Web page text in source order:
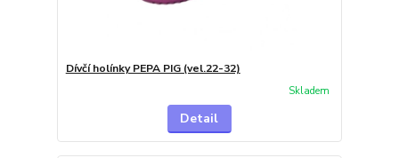
Dívčí holínky PEPA PIG (vel.22-32)
Skladem
Detail